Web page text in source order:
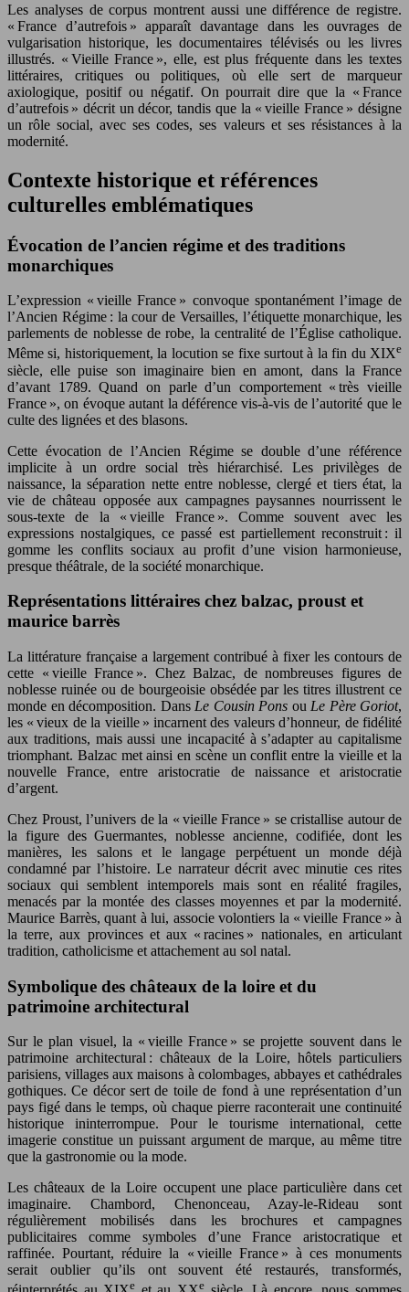
Les analyses de corpus montrent aussi une différence de registre.
« France d’autrefois » apparaît davantage dans les ouvrages de
vulgarisation historique, les documentaires télévisés ou les livres
illustrés. « Vieille France », elle, est plus fréquente dans les textes
littéraires, critiques ou politiques, où elle sert de marqueur
axiologique, positif ou négatif. On pourrait dire que la « France
d’autrefois » décrit un décor, tandis que la « vieille France » désigne
un rôle social, avec ses codes, ses valeurs et ses résistances à la
modernité.
Contexte historique et références
culturelles emblématiques
Évocation de l’ancien régime et des traditions
monarchiques
L’expression « vieille France » convoque spontanément l’image de
l’Ancien Régime : la cour de Versailles, l’étiquette monarchique, les
parlements de noblesse de robe, la centralité de l’Église catholique.
Même si, historiquement, la locution se fixe surtout à la fin du XIXe
siècle, elle puise son imaginaire bien en amont, dans la France
d’avant 1789. Quand on parle d’un comportement « très vieille
France », on évoque autant la déférence vis-à-vis de l’autorité que le
culte des lignées et des blasons.
Cette évocation de l’Ancien Régime se double d’une référence
implicite à un ordre social très hiérarchisé. Les privilèges de
naissance, la séparation nette entre noblesse, clergé et tiers état, la
vie de château opposée aux campagnes paysannes nourrissent le
sous-texte de la « vieille France ». Comme souvent avec les
expressions nostalgiques, ce passé est partiellement reconstruit : il
gomme les conflits sociaux au profit d’une vision harmonieuse,
presque théâtrale, de la société monarchique.
Représentations littéraires chez balzac, proust et
maurice barrès
La littérature française a largement contribué à fixer les contours de
cette « vieille France ». Chez Balzac, de nombreuses figures de
noblesse ruinée ou de bourgeoisie obsédée par les titres illustrent ce
monde en décomposition. Dans Le Cousin Pons ou Le Père Goriot,
les « vieux de la vieille » incarnent des valeurs d’honneur, de fidélité
aux traditions, mais aussi une incapacité à s’adapter au capitalisme
triomphant. Balzac met ainsi en scène un conflit entre la vieille et la
nouvelle France, entre aristocratie de naissance et aristocratie
d’argent.
Chez Proust, l’univers de la « vieille France » se cristallise autour de
la figure des Guermantes, noblesse ancienne, codifiée, dont les
manières, les salons et le langage perpétuent un monde déjà
condamné par l’histoire. Le narrateur décrit avec minutie ces rites
sociaux qui semblent intemporels mais sont en réalité fragiles,
menacés par la montée des classes moyennes et par la modernité.
Maurice Barrès, quant à lui, associe volontiers la « vieille France » à
la terre, aux provinces et aux « racines » nationales, en articulant
tradition, catholicisme et attachement au sol natal.
Symbolique des châteaux de la loire et du
patrimoine architectural
Sur le plan visuel, la « vieille France » se projette souvent dans le
patrimoine architectural : châteaux de la Loire, hôtels particuliers
parisiens, villages aux maisons à colombages, abbayes et cathédrales
gothiques. Ce décor sert de toile de fond à une représentation d’un
pays figé dans le temps, où chaque pierre raconterait une continuité
historique ininterrompue. Pour le tourisme international, cette
imagerie constitue un puissant argument de marque, au même titre
que la gastronomie ou la mode.
Les châteaux de la Loire occupent une place particulière dans cet
imaginaire. Chambord, Chenonceau, Azay-le-Rideau sont
régulièrement mobilisés dans les brochures et campagnes
publicitaires comme symboles d’une France aristocratique et
raffinée. Pourtant, réduire la « vieille France » à ces monuments
serait oublier qu’ils ont souvent été restaurés, transformés,
e e